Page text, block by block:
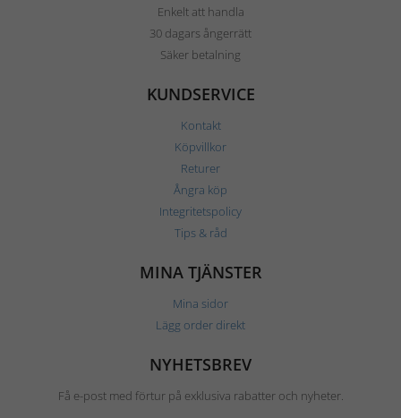
Enkelt att handla
30 dagars ångerrätt
Säker betalning
KUNDSERVICE
Kontakt
Köpvillkor
Returer
Ångra köp
Integritetspolicy
Tips & råd
MINA TJÄNSTER
Mina sidor
Lägg order direkt
NYHETSBREV
Få e-post med förtur på exklusiva rabatter och nyheter.